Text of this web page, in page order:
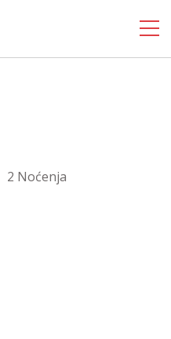
2 Noćenja